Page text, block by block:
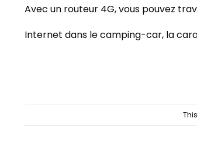
Avec un routeur 4G, vous pouvez
Internet dans le camping-car, la